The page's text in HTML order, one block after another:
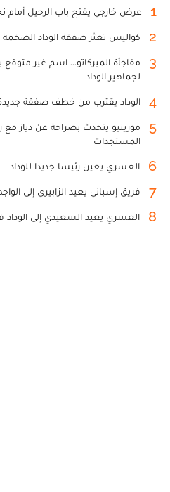
1 عرض خارجي يفتح باب الرحيل أمام
2 كواليس تعثر صفقة الوداد
3
مفاجأة الميركاتو... اسم غير متوقع
لجماهير الوداد
4 الوداد يقترب من خطف صفقة
5
مورينيو يتحدث بصراحة عن دياز مع
المستجدات
6 العسري يعين رئيسا جديدا للوداد
7 فريق إسباني يعيد الزابيري إلى
8 العسري يعيد السعيدي إلى